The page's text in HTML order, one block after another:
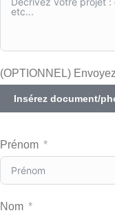
(OPTIONNEL)
Insérez document/
Prénom
Nom